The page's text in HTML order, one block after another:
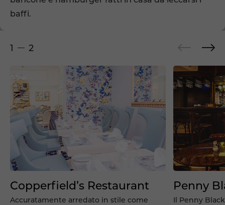
baffi.
1 2
Copperfield’s Restaurant
Accuratamente arredato in stile come
Penny
Il Penny